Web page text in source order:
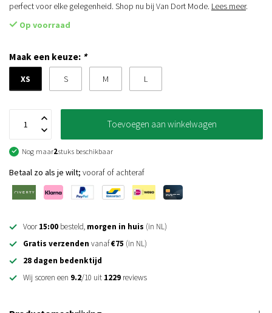
perfect voor elke gelegenheid. Shop nu bij Van Dort Mode. Lees meer.
Op voorraad
Maak een keuze: *
XS S M L
Toevoegen aan winkelwagen
Nog maar2stuks beschikbaar
Betaal zo als je wilt; vooraf of achteraf
Voor15:00 besteld, morgen in huis (in NL)
Gratis verzenden vanaf€75 (in NL)
28 dagen bedenktijd
Wij scoren een 9.2/10 uit 1229 reviews